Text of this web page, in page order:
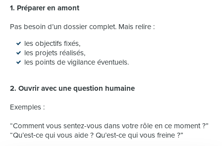
1. Préparer en amont
Pas besoin d’un dossier complet. Mais relire :
les objectifs fixés,
les projets réalisés,
les points de vigilance éventuels.
2. Ouvrir avec une question humaine
Exemples :
“Comment vous sentez-vous dans votre rôle en ce moment ?”
“Qu’est‑ce qui vous aide ? Qu’est‑ce qui vous freine ?”